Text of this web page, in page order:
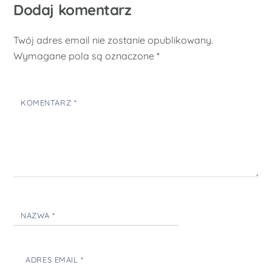
Dodaj komentarz
Twój adres email nie zostanie opublikowany.
Wymagane pola są oznaczone*
KOMENTARZ *
NAZWA*
ADRES EMAIL *